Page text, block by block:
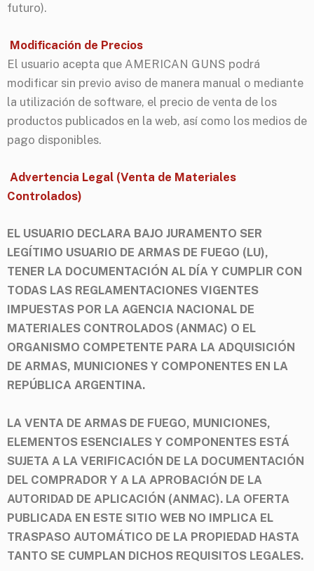
futuro).
Modificación de Precios
El usuario acepta que AMERICAN GUNS podrá
modificar sin previo aviso de manera manual o mediante
la utilización de software, el precio de venta de los
productos publicados en la web, así como los medios de
pago disponibles.
Advertencia Legal (Venta de Materiales
Controlados)
EL USUARIO DECLARA BAJO JURAMENTO SER
LEGÍTIMO USUARIO DE ARMAS DE FUEGO (LU),
TENER LA DOCUMENTACIÓN AL DÍA Y CUMPLIR CON
TODAS LAS REGLAMENTACIONES VIGENTES
IMPUESTAS POR LA AGENCIA NACIONAL DE
MATERIALES CONTROLADOS (ANMAC) O EL
ORGANISMO COMPETENTE PARA LA ADQUISICIÓN
DE ARMAS, MUNICIONES Y COMPONENTES EN LA
REPÚBLICA ARGENTINA.
LA VENTA DE ARMAS DE FUEGO, MUNICIONES,
ELEMENTOS ESENCIALES Y COMPONENTES ESTÁ
SUJETA A LA VERIFICACIÓN DE LA DOCUMENTACIÓN
DEL COMPRADOR Y A LA APROBACIÓN DE LA
AUTORIDAD DE APLICACIÓN (ANMAC). LA OFERTA
PUBLICADA EN ESTE SITIO WEB NO IMPLICA EL
TRASPASO AUTOMÁTICO DE LA PROPIEDAD HASTA
TANTO SE CUMPLAN DICHOS REQUISITOS LEGALES.